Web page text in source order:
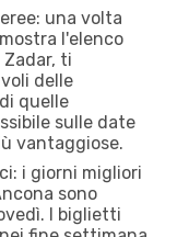
una volta
l'elenco
ti
delle
quelle
sulle date
vantaggiose.
i giorni migliori
sono
I biglietti